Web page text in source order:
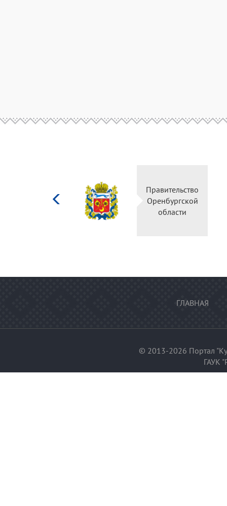
Правительство
Оренбургской
области
ГЛАВНАЯ
© 2013-2026 Портал
ГАУК